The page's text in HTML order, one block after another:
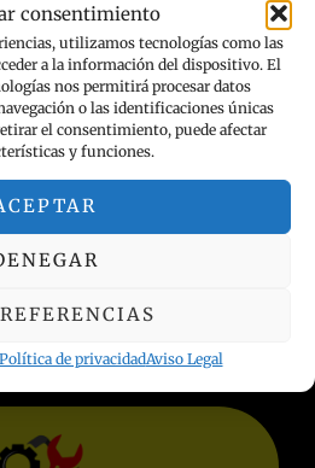
consentimiento
utilizamos tecnologías como las
a la información del dispositivo. El
nos permitirá procesar datos
o las identificaciones únicas
el consentimiento, puede afectar
y funciones.
de privacidadAviso Legal